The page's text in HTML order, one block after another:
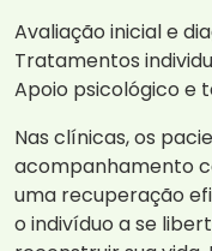
Avaliação inicial e
Tratamentos
Apoio psicológico e
Nas clínicas, os
acompanhamento
uma recuperação
o indivíduo a se